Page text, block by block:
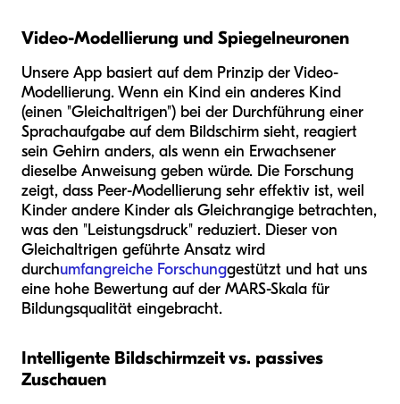
Video-Modellierung und Spiegelneuronen
Unsere App basiert auf dem Prinzip der Video-
Modellierung. Wenn ein Kind ein anderes Kind
(einen "Gleichaltrigen") bei der Durchführung einer
Sprachaufgabe auf dem Bildschirm sieht, reagiert
sein Gehirn anders, als wenn ein Erwachsener
dieselbe Anweisung geben würde. Die Forschung
zeigt, dass Peer-Modellierung sehr effektiv ist, weil
Kinder andere Kinder als Gleichrangige betrachten,
was den "Leistungsdruck" reduziert. Dieser von
Gleichaltrigen geführte Ansatz wird
durchumfangreiche Forschunggestützt und hat uns
eine hohe Bewertung auf der MARS-Skala für
Bildungsqualität eingebracht.
Intelligente Bildschirmzeit vs. passives
Zuschauen